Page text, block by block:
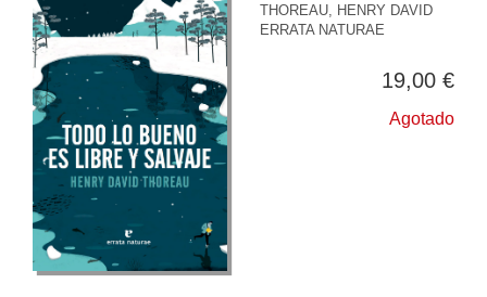
THOREAU, HENRY DAVID
ERRATA NATURAE
19,00 €
Agotado